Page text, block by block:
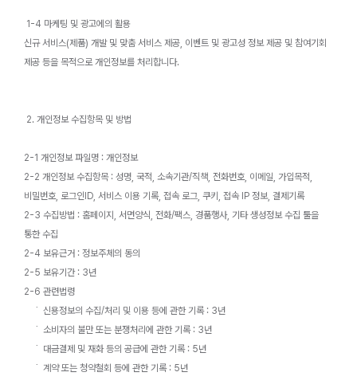
1-4 마케팅 및 광고에의 활용
신규 서비스(제품) 개발 및 맞춤 서비스 제공, 이벤트 및 광고성 정보 제공 및 참여기회
제공 등을 목적으로 개인정보를 처리합니다.
2. 개인정보 수집항목 및 방법
2-1 개인정보 파일명 : 개인정보
2-2 개인정보 수집항목 : 성명, 국적, 소속기관/직책, 전화번호, 이메일, 가입목적,
비밀번호, 로그인ID, 서비스 이용 기록, 접속 로그, 쿠키, 접속 IP 정보, 결제기록
2-3 수집방법 : 홈페이지, 서면양식, 전화/팩스, 경품행사, 기타 생성정보 수집 툴을
통한 수집
2-4 보유근거 : 정보주체의 동의
2-5 보유기간 : 3년
2-6 관련법령
˙ 신용정보의 수집/처리 및 이용 등에 관한 기록 : 3년
˙ 소비자의 불만 또는 분쟁처리에 관한 기록 : 3년
˙ 대금결제 및 재화 등의 공급에 관한 기록 : 5년
˙ 계약 또는 청약철회 등에 관한 기록 : 5년